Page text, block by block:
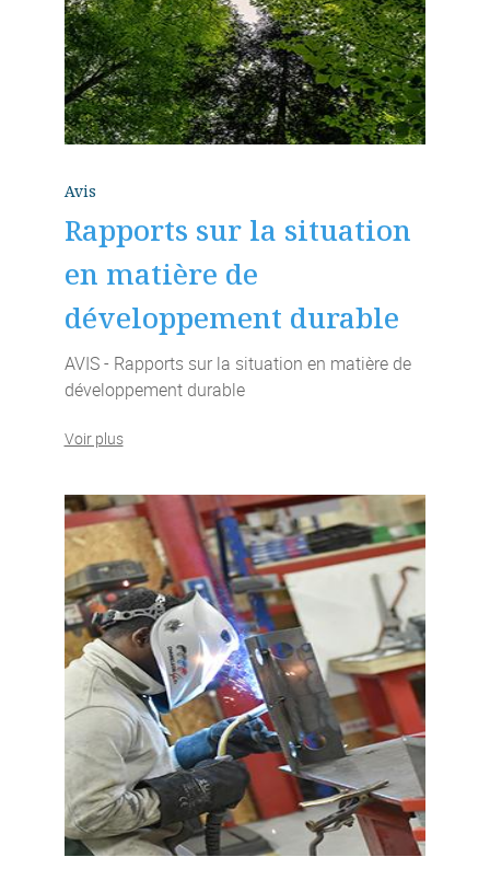
Avis
Rapports sur la situation
en matière de
développement durable
AVIS - Rapports sur la situation en matière de
développement durable
Voir plus